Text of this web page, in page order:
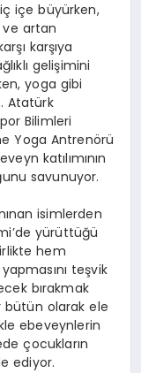
çiçe büyürken,
ve artan
şı karşıya
ğlıklı gelişimini
yoga gibi
Atatürk
Bilimleri
Yoga Antrenörü
katılımının
unu savunuyor.
ınan isimlerden
’de yürüttüğü
hem
ını teşvik
bırakmak
bütün olarak ele
ebeveynlerin
çocukların
ediyor.